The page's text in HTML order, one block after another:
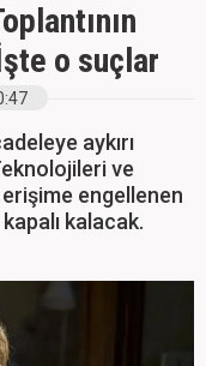
o suçlar
aykırı
ve
engellenen
kalacak.